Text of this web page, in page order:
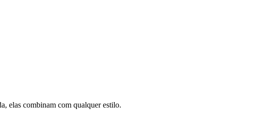
elas combinam com qualquer estilo.